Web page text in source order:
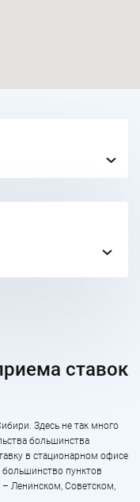
ставок
Здесь не так много
большинства
в стационарном офисе
пунктов
Ленинском, Советском,